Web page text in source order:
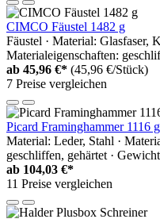
CIMCO Fäustel 1482 g
Fäustel · Material: Glasfaser,
Materialeigenschaften:
ab 45,96 €* (45,96 €/Stück)
7 Preise vergleichen
Picard Framinghammer 1116 g
Material: Leder, Stahl ·
geschliffen, gehärtet ·
ab 104,03 €*
11 Preise vergleichen